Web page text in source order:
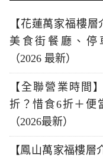
【花蓮萬家福樓層
美食街餐廳、停
（2026 最新）
【全聯營業時間
折？惜食6折＋便
（2026最新）
【鳳山萬家福樓層